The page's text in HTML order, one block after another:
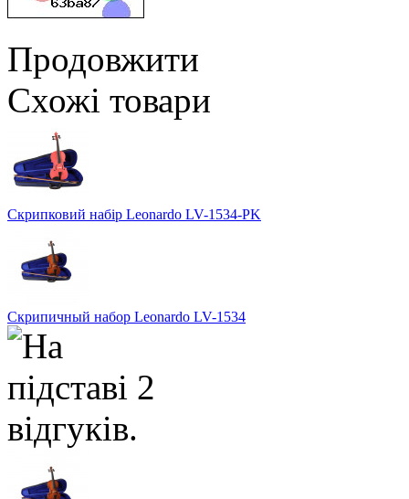
Продовжити
Схожі товари
Скрипковий набір Leonardo LV-1534-PK
Скрипичный набор Leonardo LV-1534